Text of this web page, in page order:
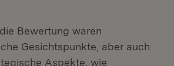
Bewertung waren
Gesichtspunkte, aber auch
Aspekte, wie